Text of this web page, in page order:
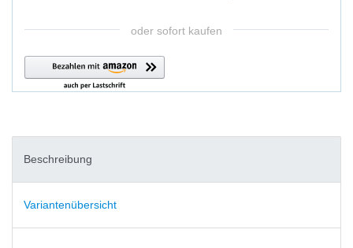
oder sofort kaufen
Beschreibung
Variantenübersicht